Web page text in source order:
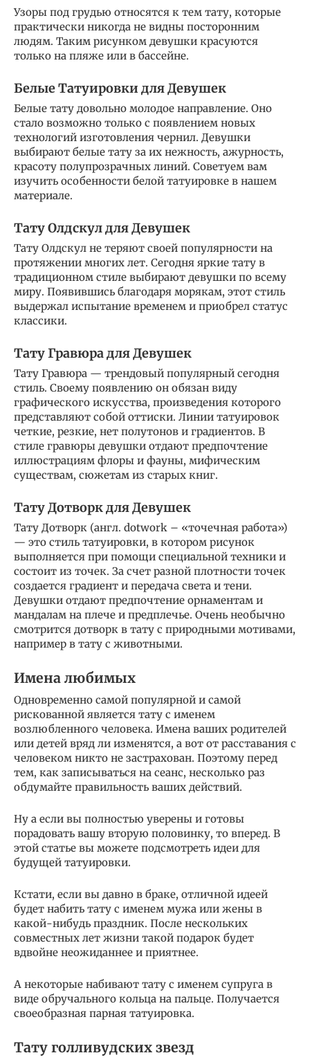
Узоры под грудью относятся к тем тату, которые
практически никогда не видны посторонним
людям. Таким рисунком девушки красуются
только на пляже или в бассейне.
Белые Татуировки для Девушек
Белые тату довольно молодое направление. Оно
стало возможно только с появлением новых
технологий изготовления чернил. Девушки
выбирают белые тату за их нежность, ажурность,
красоту полупрозрачных линий. Советуем вам
изучить особенности белой татуировке в нашем
материале.
Тату Олдскул для Девушек
Тату Олдскул не теряют своей популярности на
протяжении многих лет. Сегодня яркие тату в
традиционном стиле выбирают девушки по всему
миру. Появившись благодаря морякам, этот стиль
выдержал испытание временем и приобрел статус
классики.
Тату Гравюра для Девушек
Тату Гравюра — трендовый популярный сегодня
стиль. Своему появлению он обязан виду
графического искусства, произведения которого
представляют собой оттиски. Линии татуировок
четкие, резкие, нет полутонов и градиентов. В
стиле гравюры девушки отдают предпочтение
иллюстрациям флоры и фауны, мифическим
существам, сюжетам из старых книг.
Тату Дотворк для Девушек
Тату Дотворк (англ. dotwork – «точечная работа»)
— это стиль татуировки, в котором рисунок
выполняется при помощи специальной техники и
состоит из точек. За счет разной плотности точек
создается градиент и передача света и тени.
Девушки отдают предпочтение орнаментам и
мандалам на плече и предплечье. Очень необычно
смотрится дотворк в тату с природными мотивами,
например в тату с животными.
Имена любимых
Одновременно самой популярной и самой
рискованной является тату с именем
возлюбленного человека. Имена ваших родителей
или детей вряд ли изменятся, а вот от расставания с
человеком никто не застрахован. Поэтому перед
тем, как записываться на сеанс, несколько раз
обдумайте правильность ваших действий.
Ну а если вы полностью уверены и готовы
порадовать вашу вторую половинку, то вперед. В
этой статье вы можете подсмотреть идеи для
будущей татуировки.
Кстати, если вы давно в браке, отличной идеей
будет набить тату с именем мужа или жены в
какой-нибудь праздник. После нескольких
совместных лет жизни такой подарок будет
вдвойне неожиданнее и приятнее.
А некоторые набивают тату с именем супруга в
виде обручального кольца на пальце. Получается
своеобразная парная татуировка.
Тату голливудских звезд